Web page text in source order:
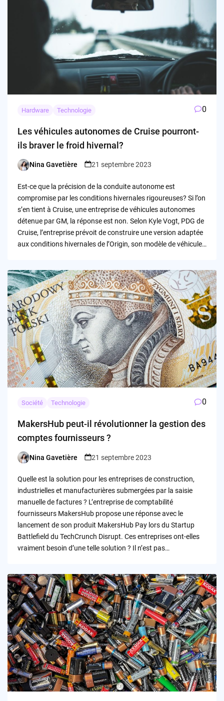
Hardware Technologie 0
Les véhicules autonomes de Cruise pourront-
ils braver le froid hivernal?
Posted
Nina Gavetière 21 septembre 2023
Est-ce que la précision de la conduite autonome est
compromise par les conditions hivernales rigoureuses? Si l’on
s’en tient à Cruise, une entreprise de véhicules autonomes
détenue par GM, la réponse est non. Selon Kyle Vogt, PDG de
Cruise, l’entreprise prévoit de construire une version adaptée
aux conditions hivernales de l’Origin, son modèle de véhicule…
Société Technologie 0
MakersHub peut-il révolutionner la gestion des
comptes fournisseurs ?
Posted
Nina Gavetière 21 septembre 2023
Quelle est la solution pour les entreprises de construction,
industrielles et manufacturières submergées par la saisie
manuelle de factures ? L’entreprise de comptabilité
fournisseurs MakersHub propose une réponse avec le
lancement de son produit MakersHub Pay lors du Startup
Battlefield du TechCrunch Disrupt. Ces entreprises ont-elles
vraiment besoin d’une telle solution ? Il n’est pas…